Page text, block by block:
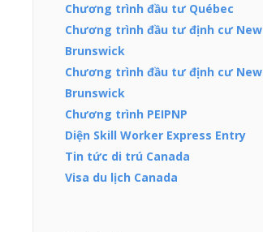
Chương trình đầu tư Québec
Chương trình đầu tư định cư New
Brunswick
Chương trình đầu tư định cư New
Brunswick
Chương trình PEIPNP
Diện Skill Worker Express Entry
Tin tức di trú Canada
Visa du lịch Canada